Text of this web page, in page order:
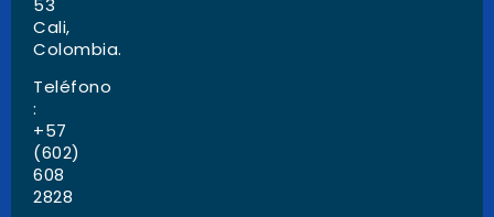
Cali,
Colombia.
Teléfono
:
+57
(602)
608
2828